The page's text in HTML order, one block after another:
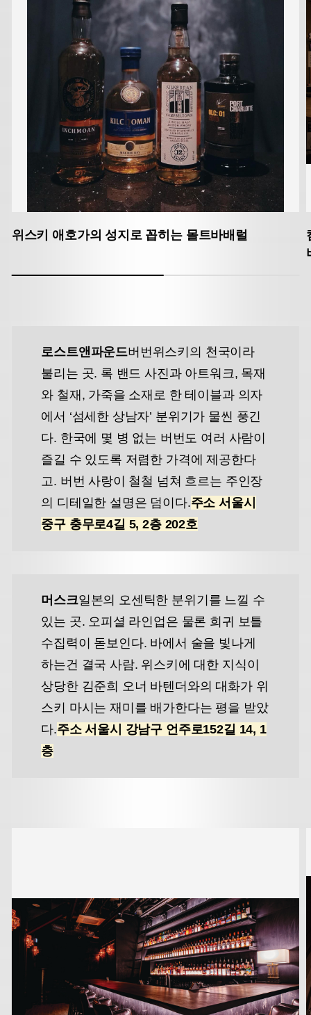
위스키 애호가의 성지로 꼽히는 몰트바배럴
로스트앤파운드버번위스키의 천국이라
불리는 곳. 록 밴드 사진과 아트워크, 목재
와 철재, 가죽을 소재로 한 테이블과 의자
에서 ‘섬세한 상남자’ 분위기가 물씬 풍긴
다. 한국에 몇 병 없는 버번도 여러 사람이
즐길 수 있도록 저렴한 가격에 제공한다
고. 버번 사랑이 철철 넘쳐 흐르는 주인장
의 디테일한 설명은 덤이다.주소 서울시
중구 충무로4길 5, 2층 202호
머스크일본의 오센틱한 분위기를 느낄 수
있는 곳. 오피셜 라인업은 물론 희귀 보틀
수집력이 돋보인다. 바에서 술을 빛나게
하는건 결국 사람. 위스키에 대한 지식이
상당한 김준희 오너 바텐더와의 대화가 위
스키 마시는 재미를 배가한다는 평을 받았
다.주소 서울시 강남구 언주로152길 14, 1
층